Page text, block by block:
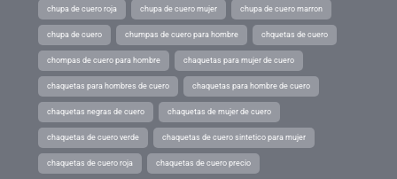
chupa de cuero roja chupa de cuero mujer chupa de cuero marron
chupa de cuero chumpas de cuero para hombre chquetas de cuero
chompas de cuero para hombre chaquetas para mujer de cuero
chaquetas para hombres de cuero chaquetas para hombre de cuero
chaquetas negras de cuero chaquetas de mujer de cuero
chaquetas de cuero verde chaquetas de cuero sintetico para mujer
chaquetas de cuero roja chaquetas de cuero precio